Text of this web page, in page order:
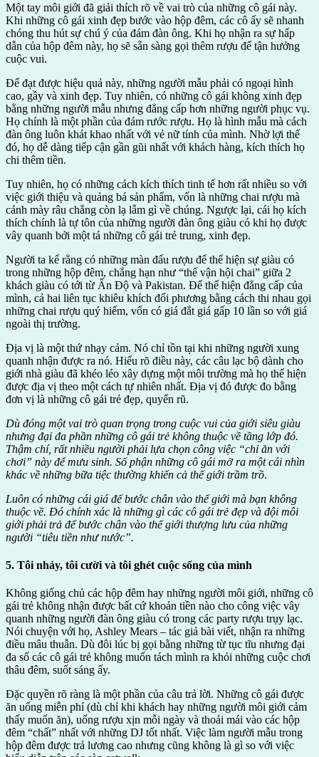
Một tay môi giới đã giải thích rõ về vai trò của những cô gái này.
Khi những cô gái xinh đẹp bước vào hộp đêm, các cô ấy sẽ nhanh
chóng thu hút sự chú ý của đám đàn ông. Khi họ nhận ra sự hấp
dẫn của hộp đêm này, họ sẽ sẵn sàng gọi thêm rượu để tận hưởng
cuộc vui.
Để đạt được hiệu quả này, những người mẫu phải có ngoại hình
cao, gầy và xinh đẹp. Tuy nhiên, có những cô gái không xinh đẹp
bằng những người mẫu nhưng đẳng cấp hơn những người phục vụ.
Họ chính là một phần của đám rước rượu. Họ là hình mẫu mà cách
đàn ông luôn khát khao nhất với vẻ nữ tính của mình. Nhờ lợi thế
đó, họ dễ dàng tiếp cận gần gũi nhất với khách hàng, kích thích họ
chi thêm tiền.
Tuy nhiên, họ có những cách kích thích tinh tế hơn rất nhiều so với
việc giới thiệu và quảng bá sản phẩm, vốn là những chai rượu mà
cánh mày râu chẳng còn lạ lẫm gì về chúng. Ngược lại, cái họ kích
thích chính là tự tôn của những người đàn ông giàu có khi họ được
vây quanh bởi một tá những cô gái trẻ trung, xinh đẹp.
Người ta kể rằng có những màn đấu rượu để thể hiện sự giàu có
trong những hộp đêm, chẳng hạn như “thế vận hội chai” giữa 2
khách giàu có tới từ Ấn Độ và Pakistan. Để thể hiện đẳng cấp của
mình, cả hai liên tục khiêu khích đối phương bằng cách thi nhau gọi
những chai rượu quý hiếm, vốn có giá đắt giá gấp 10 lần so với giá
ngoài thị trường.
Địa vị là một thứ nhạy cảm. Nó chỉ tồn tại khi những người xung
quanh nhận được ra nó. Hiểu rõ điều này, các câu lạc bộ dành cho
giới nhà giàu đã khéo léo xây dựng một môi trường mà họ thể hiện
được địa vị theo một cách tự nhiên nhất. Địa vị đó được đo bằng
đơn vị là những cô gái trẻ đẹp, quyến rũ.
Dù đóng một vai trò quan trọng trong cuộc vui của giới siêu giàu
nhưng đại đa phần những cô gái trẻ không thuộc về tầng lớp đó.
Thậm chí, rất nhiều người phải lựa chọn công việc “chỉ ăn với
chơi” này để mưu sinh. Số phận những cô gái mở ra một cái nhìn
khác về những bữa tiệc thường khiến cả thế giới trầm trồ.
Luôn có những cái giá để bước chân vào thế giới mà bạn không
thuộc về. Đó chính xác là những gì các cô gái trẻ đẹp và đội môi
giới phải trả để bước chân vào thế giới thượng lưu của những
người “tiêu tiền như nước”.
5. Tôi nhảy, tôi cười và tôi ghét cuộc sống của mình
Không giống chủ các hộp đêm hay những người môi giới, những cô
gái trẻ không nhận được bất cứ khoản tiền nào cho công việc vây
quanh những người đàn ông giàu có trong các party rượu trụy lạc.
Nói chuyện với họ, Ashley Mears – tác giả bài viết, nhận ra những
điều mâu thuẫn. Dù đôi lúc bị gọi bằng những từ tục tĩu nhưng đại
đa số các cô gái trẻ không muốn tách mình ra khỏi những cuộc chơi
thâu đêm, suốt sáng ấy.
Đặc quyền rõ ràng là một phần của câu trả lời. Những cô gái được
ăn uống miễn phí (dù chỉ khi khách hay những người môi giới cảm
thấy muốn ăn), uống rượu xịn mỗi ngày và thoải mái vào các hộp
đêm “chất” nhất với những DJ tốt nhất. Việc làm người mẫu trong
hộp đêm được trả lương cao nhưng cũng không là gì so với việc